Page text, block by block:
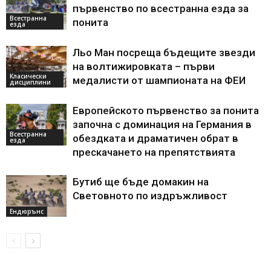
Всестранна
езда
първенство по всестранна езда за
понита
Класически
дисциплини
Льо Ман посреща бъдещите звезди
на волтижировката – първи
медалисти от шампионата на ФЕИ
Всестранна
езда
Европейското първенство за понита
започна с доминация на Германия в
обездката и драматичен обрат в
прескачането на препятствията
Ендюрънс
Бутиб ще бъде домакин на
Световното по издръжливост